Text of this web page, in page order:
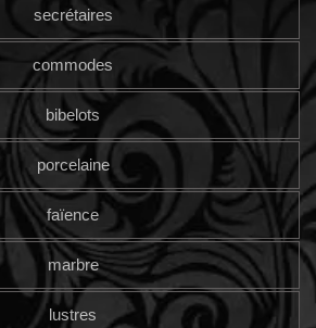
secrétaires
commodes
bibelots
porcelaine
faïence
marbre
lustres